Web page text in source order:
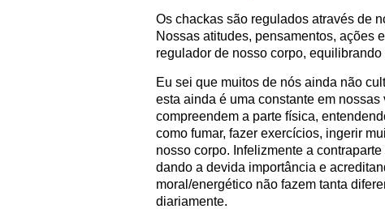
Os chackas são regulados através de
Nossas atitudes, pensamentos, ações
regulador de nosso corpo,
Eu sei que muitos de nós ainda não
esta ainda é uma constante em
compreendem a parte física,
como fumar, fazer exercícios, ingerir
nosso corpo. Infelizmente a
dando a devida importância e
moral/energético não fazem tanta
diariamente.